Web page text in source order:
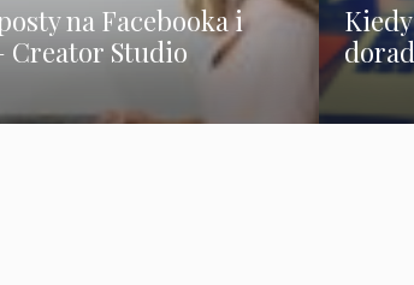
na Facebooka i
Creator Studio